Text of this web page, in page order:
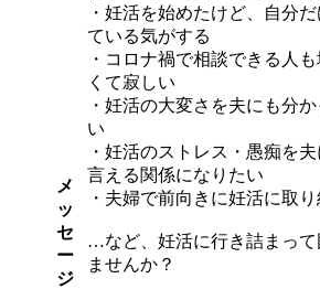
メ
ッ
セ
ー
ジ
・妊活を始めたけど、自分
ている気がする
・コロナ禍で相談できる人
くて寂しい
・妊活の大変さを夫にも分
い
・妊活のストレス・愚痴を
言える関係になりたい
・夫婦で前向きに妊活に取
…など、妊活に行き詰まって
ませんか？